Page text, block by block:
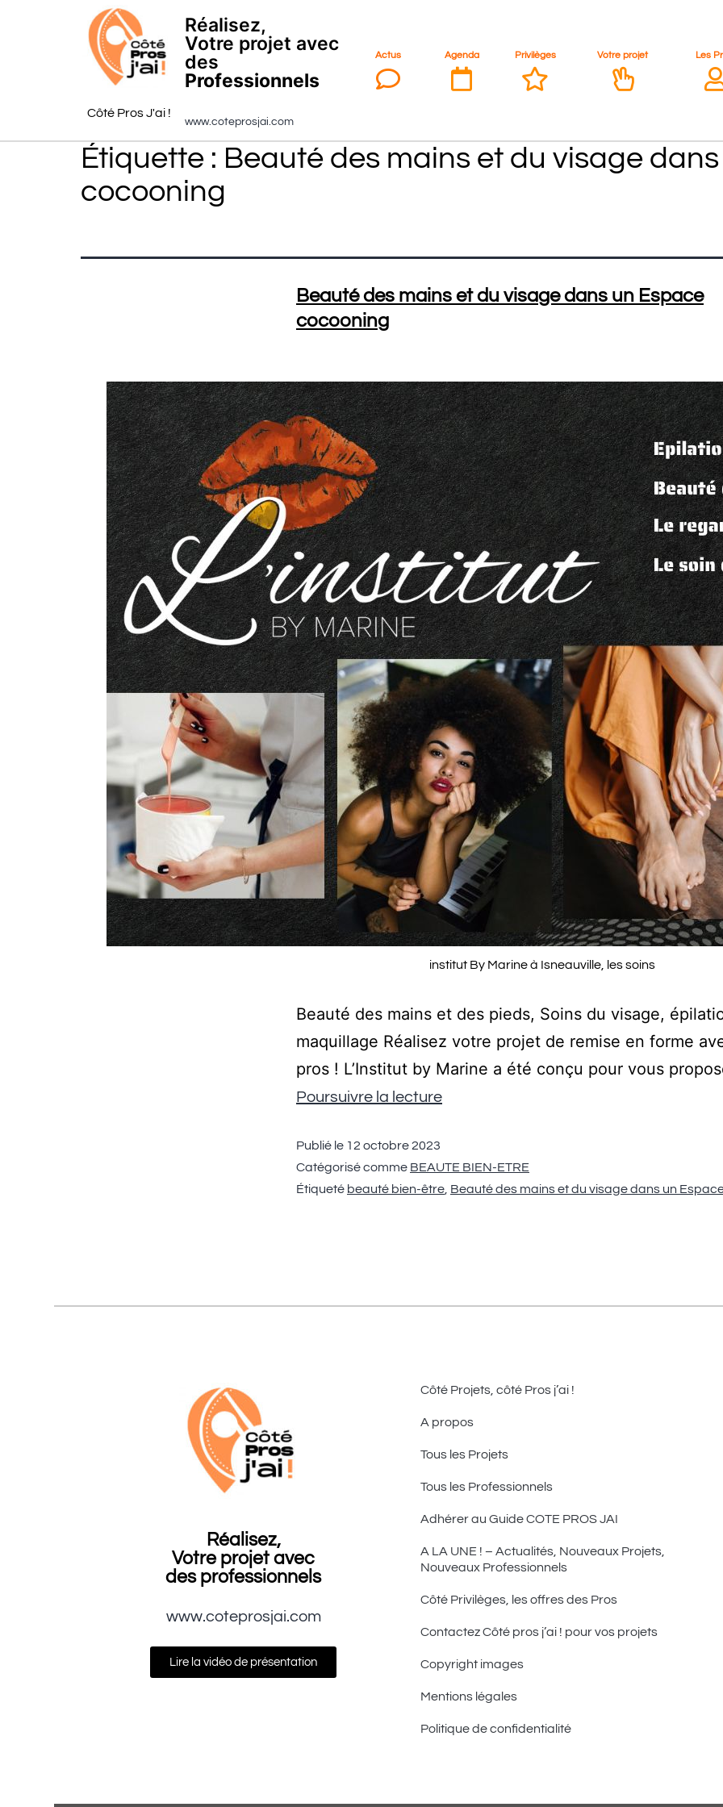
Côté Pros J'ai !
Réalisez,
Votre projet avec
des
Professionnels
www.coteprosjai.com
Actus Agenda Privilèges Votre projet Les
Étiquette : Beauté des mains et du visage
cocooning
Beauté des mains et du visage dans un Espace
cocooning
institut By Marine à Isneauville, les soins
Beauté des mains et des pieds, Soins du visage,
maquillage Réalisez votre projet de remise en forme
pros ! L’Institut by Marine a été conçu pour vous
Poursuivre la lecture
Publié le 12 octobre 2023
Catégorisé comme BEAUTE BIEN-ETRE
Étiqueté beauté bien-être Beauté des mains et du visage dans un
Réalisez,
Votre projet avec
des professionnels
www.coteprosjai.com
Lire la vidéo de présentation
Côté Projets, côté Pros j’ai !
A propos
Tous les Projets
Tous les Professionnels
Adhérer au Guide COTE PROS JAI
A LA UNE ! – Actualités, Nouveaux Projets,
Nouveaux Professionnels
Côté Privilèges, les offres des Pros
Contactez Côté pros j’ai ! pour vos projets
Copyright images
Mentions légales
Politique de confidentialité